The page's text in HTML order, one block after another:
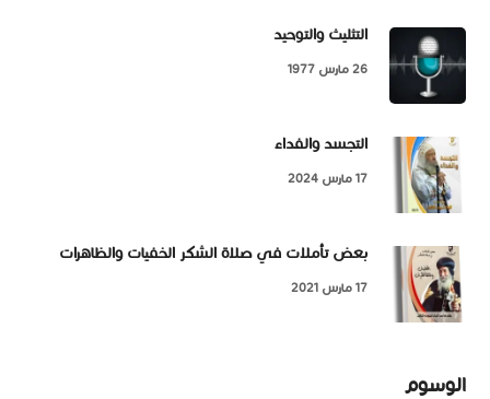
التثليث والتوحيد
26 مارس 1977
التجسد والفداء
17 مارس 2024
بعض تأملات في صلاة الشكر الخفيات والظاهرات
17 مارس 2021
الوسوم